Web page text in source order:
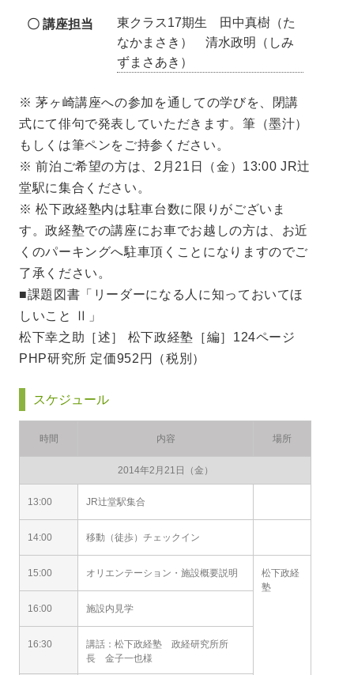
〇 講座担当
東クラス17期生 田中真樹（た
なかまさき） 清水政明（しみ
ずまさあき）
※ 茅ヶ崎講座への参加を通しての学びを、閉講
式にて俳句で発表していただきます。筆（墨汁）
もしくは筆ペンをご持参ください。
※ 前泊ご希望の方は、2月21日（金）13:00 JR辻
堂駅に集合ください。
※ 松下政経塾内は駐車台数に限りがございま
す。政経塾での講座にお車でお越しの方は、お近
くのパーキングへ駐車頂くことになりますのでご
了承ください。
■課題図書「リーダーになる人に知っておいてほ
しいこと Ⅱ」
松下幸之助［述］ 松下政経塾［編］124ページ
PHP研究所 定価952円（税別）
スケジュール
時間 内容 場所
2014年2月21日（金）
13:00 JR辻堂駅集合
14:00 移動（徒歩）チェックイン
15:00 オリエンテーション・施設概要説明
松下政経
塾
16:00
施設内見学
16:30
講話：松下政経塾 政経研究所所
長 金子一也様